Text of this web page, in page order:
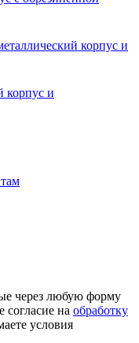
корпус и
корпус и
через любую форму
согласие на обработку
условия